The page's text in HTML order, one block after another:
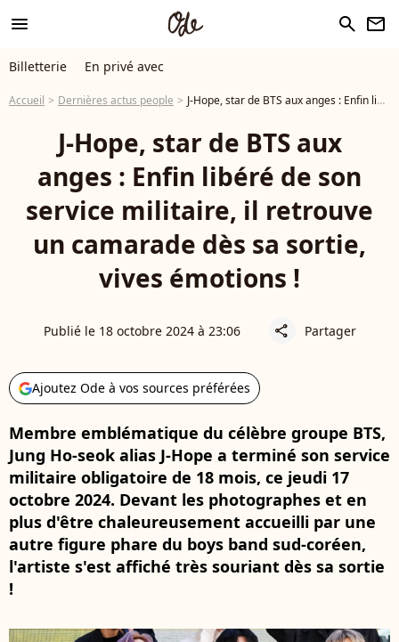
menu search newsletter
Billetterie En privé avec
Accueil Dernières actus people J-Hope, star de BTS aux anges : Enfin libéré de son service militaire, il retrouve un camarade dès sa sortie, vives émotions !
J-Hope, star de BTS aux
anges : Enfin libéré de son
service militaire, il retrouve
un camarade dès sa sortie,
vives émotions !
Publié le 18 octobre 2024 à 23:06 share Partager
Ajoutez Ode à vos sources préférées
Membre emblématique du célèbre groupe BTS,
Jung Ho-seok alias J-Hope a terminé son service
militaire obligatoire de 18 mois, ce jeudi 17
octobre 2024. Devant les photographes et en
plus d'être chaleureusement accueilli par une
autre figure phare du boys band sud-coréen,
l'artiste s'est affiché très souriant dès sa sortie
!